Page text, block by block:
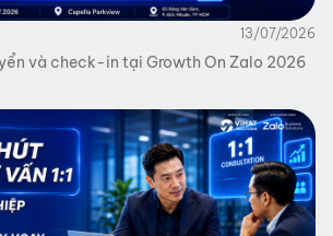
13/07/2026
và check-in tại Growth On Zalo 2026